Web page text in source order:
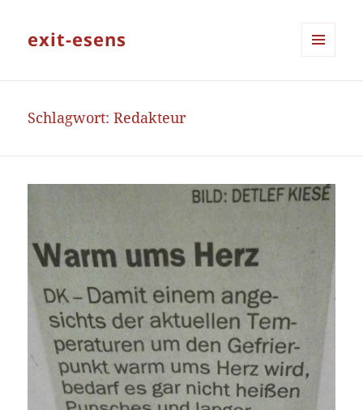
exit-esens
Schlagwort:Redakteur